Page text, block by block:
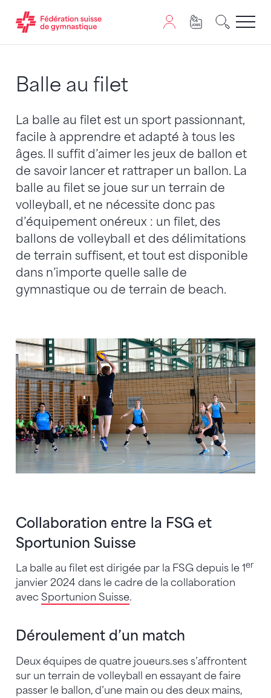
Balle au filet
La balle au filet est un sport passionnant,
facile à apprendre et adapté à tous les
âges. Il suffit d’aimer les jeux de ballon et
de savoir lancer et rattraper un ballon. La
balle au filet se joue sur un terrain de
volleyball, et ne nécessite donc pas
d’équipement onéreux : un filet, des
ballons de volleyball et des délimitations
de terrain suffisent, et tout est disponible
dans n’importe quelle salle de
gymnastique ou de terrain de beach.
Collaboration entre la FSG et
Sportunion Suisse
La balle au filet est dirigée par la FSG depuis le 1er
janvier 2024 dans le cadre de la collaboration
avec Sportunion Suisse.
Déroulement d’un match
Deux équipes de quatre joueurs.ses s’affrontent
sur un terrain de volleyball en essayant de faire
passer le ballon, d’une main ou des deux mains,